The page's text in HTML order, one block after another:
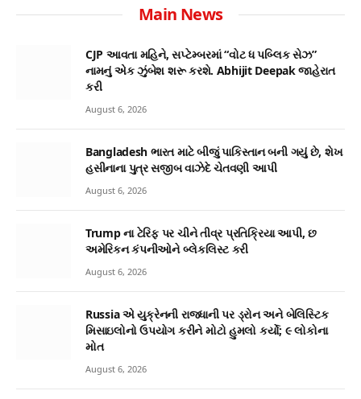
Main News
CJP આવતા મહિને, સપ્ટેમ્બરમાં “વોટ ધ પબ્લિક સેઝ”
નામનું એક ઝુંબેશ શરૂ કરશે. Abhijit Deepak જાહેરાત
કરી
August 6, 2026
Bangladesh ભારત માટે બીજું પાકિસ્તાન બની ગયું છે, શેખ
હસીનાના પુત્ર સજીબ વાઝેદે ચેતવણી આપી
August 6, 2026
Trump ના ટેરિફ પર ચીને તીવ્ર પ્રતિક્રિયા આપી, છ
અમેરિકન કંપનીઓને બ્લેકલિસ્ટ કરી
August 6, 2026
Russia એ યુક્રેનની રાજધાની પર ડ્રોન અને બેલિસ્ટિક
મિસાઇલોનો ઉપયોગ કરીને મોટો હુમલો કર્યો; ૯ લોકોના
મોત
August 6, 2026